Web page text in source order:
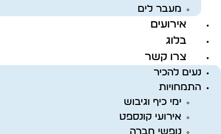
מעבר לים
אירועים
בלוג
צרו קשר
נעים להכיר
התמחויות
ימי כיף וגיבוש
אירועי קונספט
נופשי חברה